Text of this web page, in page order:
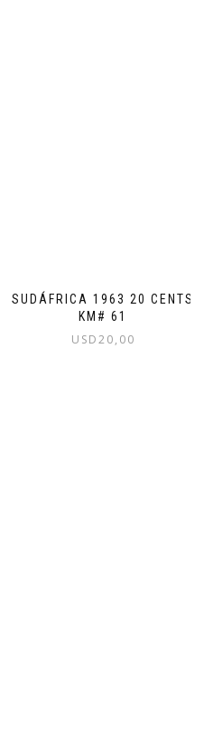
SUDÁFRICA 1963 20 CENTS
KM# 61
USD20,00